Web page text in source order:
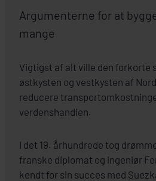
Argumenterne for at
mange
Vigtigst af alt ville den forkorte
østkysten og vestkysten af
reducere
verdenshandlen.
I det 19. århundrede tog
franske diplomat og ingeniør
kendt for sin succes med